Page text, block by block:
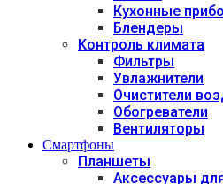
Кухонные
Блендеры
Контроль климата
Фильтры
Увлажнители
Очистители
Обогреватели
Вентиляторы
Смартфоны
Планшеты
Аксессуары